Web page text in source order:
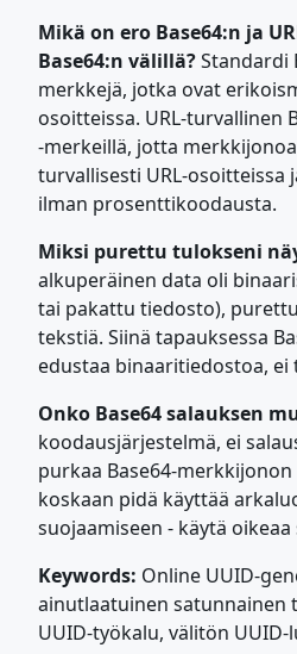
Mikä on ero Base64:n ja
Base64:n välillä?Standardi
merkkejä, jotka ovat
osoitteissa. URL-turvallinen
-merkeillä, jotta
turvallisesti URL-osoitteissa
ilman prosenttikoodausta.
Miksi purettu tulokseni
alkuperäinen data oli
tai pakattu tiedosto),
tekstiä. Siinä tapauksessa
edustaa binaaritiedostoa,
Onko Base64 salauksen
koodausjärjestelmä, ei
purkaa Base64-
koskaan pidä käyttää
suojaamiseen - käytä
Keywords: Online UUID-
ainutlaatuinen satunnainen
UUID-työkalu, välitön UUID-